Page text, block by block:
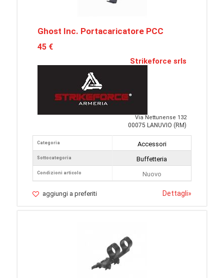
Ghost Inc. Portacaricatore PCC
45 €
Strikeforce srls
Via Nettunense 132
00075 LANUVIO (RM)
Categoria
Sottocategoria
Condizioni articolo
Accessori
Buffetteria
Nuovo
aggiungi a preferiti Dettagli»